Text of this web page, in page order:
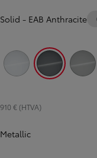
Solid - EAB Anthracite
EPR Icy WhiteEAB Anthracite
910 € (HTVA)
Metallic